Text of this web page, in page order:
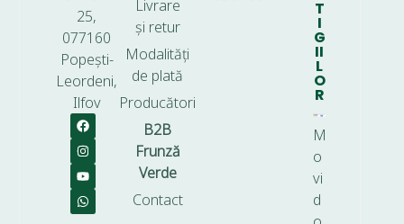
25,
077160
Popești-
Leordeni,
Ilfov
Livrare
și retur
Modalități
de plată
Producători
B2B
Frunză
Verde
Contact
T
I
G
II
L
O
R
M
o
vi
d